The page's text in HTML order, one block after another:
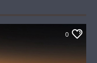
0